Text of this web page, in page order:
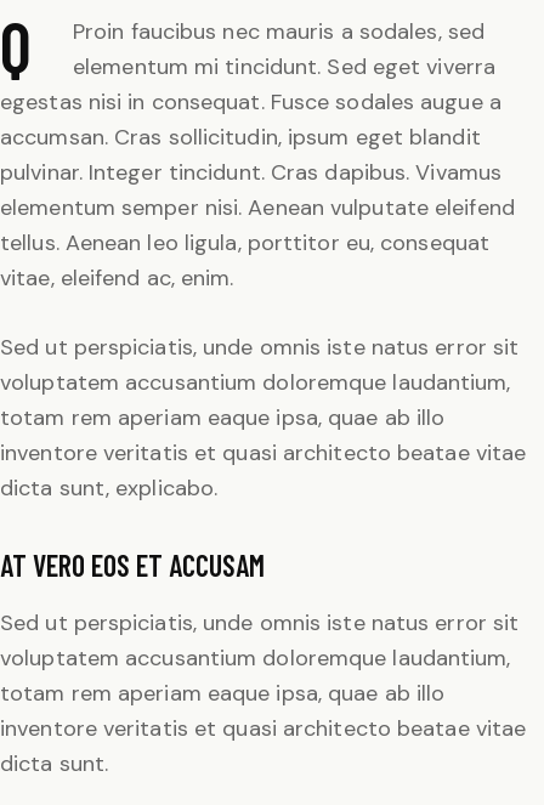
Q
Proin faucibus nec mauris a sodales, sed
elementum mi tincidunt. Sed eget viverra
egestas nisi in consequat. Fusce sodales augue a
accumsan. Cras sollicitudin, ipsum eget blandit
pulvinar. Integer tincidunt. Cras dapibus. Vivamus
elementum semper nisi. Aenean vulputate eleifend
tellus. Aenean leo ligula, porttitor eu, consequat
vitae, eleifend ac, enim.
Sed ut perspiciatis, unde omnis iste natus error sit
voluptatem accusantium doloremque laudantium,
totam rem aperiam eaque ipsa, quae ab illo
inventore veritatis et quasi architecto beatae vitae
dicta sunt, explicabo.
AT VERO EOS ET ACCUSAM
Sed ut perspiciatis, unde omnis iste natus error sit
voluptatem accusantium doloremque laudantium,
totam rem aperiam eaque ipsa, quae ab illo
inventore veritatis et quasi architecto beatae vitae
dicta sunt.